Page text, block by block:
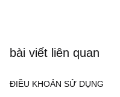
bài viết liên quan
ĐIỀU KHOẢN SỬ DỤNG